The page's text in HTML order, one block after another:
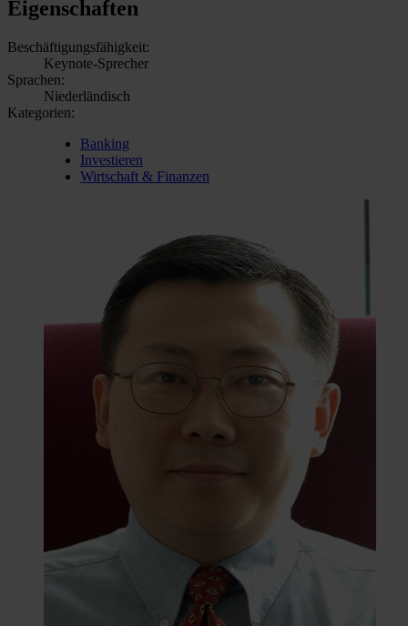
Eigenschaften
Beschäftigungsfähigkeit:
Keynote-Sprecher
Sprachen:
Niederländisch
Kategorien:
Banking
Investieren
Wirtschaft & Finanzen